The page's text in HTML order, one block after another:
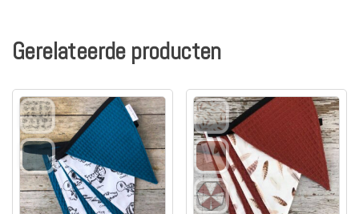
Gerelateerde producten